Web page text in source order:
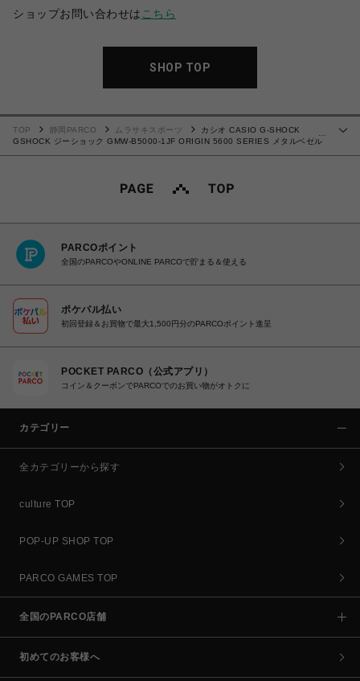
ショップお問い合わせは こちら
SHOP TOP
TOP 静岡PARCO ムラサキスポーツ
カシオ CASIO G-SHOCK
GSHOCK ジーショック GMW-B5000-1JF ORIGIN 5600 SERIES メタルベゼル
PARCOポイント
全国のPARCOやONLINE PARCOで貯まる＆使える
ポケパル払い
初回登録＆お買物で最大1,500円分のPARCOポイント進呈
POCKET PARCO（公式アプリ）
コイン＆クーポンでPARCOでのお買い物がオトクに
カテゴリー
全カテゴリーから探す
culture TOP
POP-UP SHOP TOP
PARCO GAMES TOP
全国のPARCO店舗
初めてのお客様へ